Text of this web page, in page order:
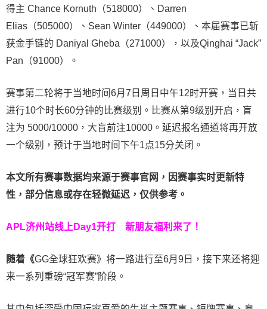
得主 Chance Kornuth（518000）、Darren
Elias（505000）、Sean Winter（449000）、本届赛事已斩
获金手链的 Daniyal Gheba（271000），以及Qinghai “Jack”
Pan（91000）。
赛事第二轮将于当地时间6月7日周日中午12时开赛，当日共
进行10个时长60分钟的比赛级别。比赛从第9级别开启，盲
注为 5000/10000，大盲前注10000。延迟报名通道将再开放
一个级别，预计于当地时间下午1点15分关闭。
本文所有赛事数据均来源于赛事官网，因赛事实时更新特
性，部分信息或存在轻微延迟，仅供参考。
APL济州站线上Day1开打 新朋友福利来了！
随着《GG全球狂欢赛》将一路进行至6月9日，接下来还将迎
来一系列重磅“冠军赛”阶段。